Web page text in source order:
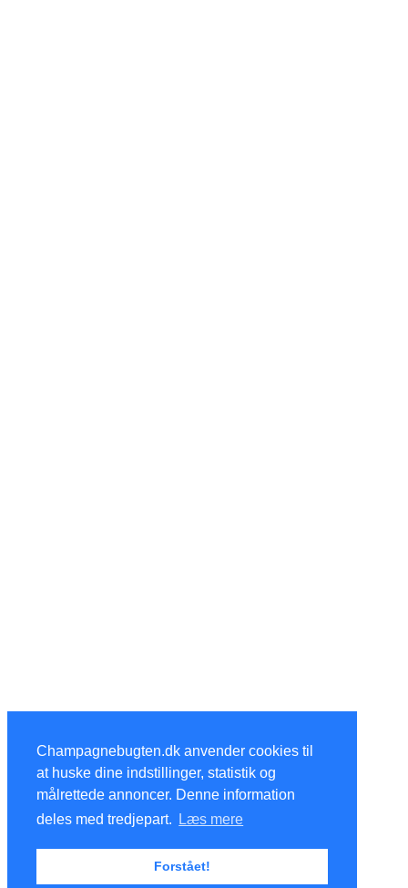
Champagnebugten.dk anvender cookies til
at huske dine indstillinger, statistik og
målrettede annoncer. Denne information
deles med tredjepart.
Læs mere
Forstået!